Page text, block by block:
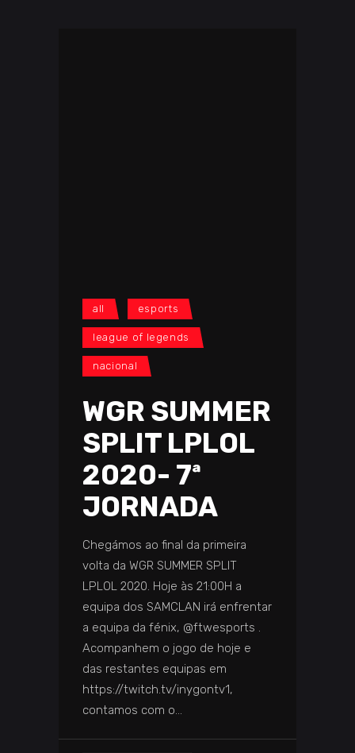
all esports
league of legends
nacional
WGR SUMMER
SPLIT LPLOL
2020- 7ª
JORNADA
Chegámos ao final da primeira
volta da WGR SUMMER SPLIT
LPLOL 2020. Hoje às 21:00H a
equipa dos SAMCLAN irá enfrentar
a equipa da fénix, @ftwesports .
Acompanhem o jogo de hoje e
das restantes equipas em
https://twitch.tv/inygontv1,
contamos com o